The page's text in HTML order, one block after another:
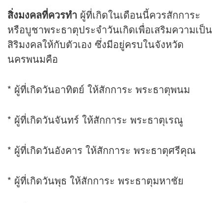
สิ่งมงคลที่ควรทำ ผู้ที่เกิดในเดือนนี้ควรสักการะ
หรือบูชาพระธาตุประจำวันเกิดเพื่อเสริมความเป็น
สิริมงคลให้กับตัวเอง ซึ่งมีอยู่ครบในจังหวัด
นครพนมคือ
* ผู้ที่เกิดวันอาทิตย์ ให้สักการะ พระธาตุพนม
* ผู้ที่เกิดวันจันทร์ ให้สักการะ พระธาตุเรณู
* ผู้ที่เกิดวันอังคาร ให้สักการะ พระธาตุศรีคุณ
* ผู้ที่เกิดวันพุธ ให้สักการะ พระธาตุมหาชัย